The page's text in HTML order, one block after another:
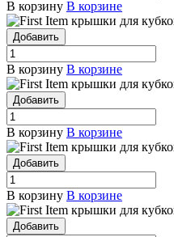
В корзину В корзине
крышки для
Добавить
В корзину В корзине
крышки для
Добавить
В корзину В корзине
крышки для
Добавить
В корзину В корзине
крышки для
Добавить